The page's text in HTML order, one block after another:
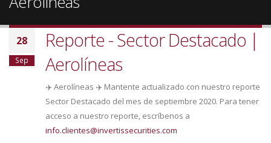
28
Sep
Reporte - Sector Destacado |
Aerolíneas
✈️ Aerolíneas ✈️ Mantente actualizado con nuestro reporte
Sector Destacado del mes de septiembre 2020. Para tener
acceso a nuestro reporte, escríbenos a
info.clientes@invertissecurities.com